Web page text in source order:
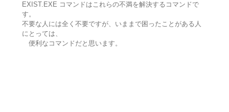
EXIST.EXE コマンドはこれらの不満を解決するコマンドで
す。
不要な人には全く不要ですが、いままで困ったことがある人
にとっては、
便利なコマンドだと思います。